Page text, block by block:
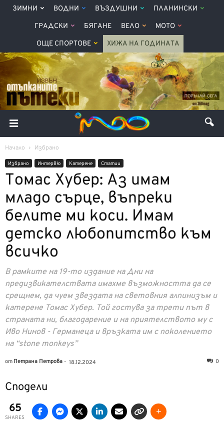
ЗИМНИ ВОДНИ ВЪЗДУШНИ ПЛАНИНСКИ
ГРАДСКИ БЯГАНЕ ВЕЛО МОТО
ОЩЕ СПОРТОВЕ ХИЖА НА ГОДИНАТА
Начало Избрано
Избрано Интервю Катерене Статии
Томас Хубер: Аз имам
младо сърце, въпреки
белите ми коси. Имам
детско любопитство към
всичко
В рамките на 19-то издание на Дни на
предизвикателствата имахме възможността да се
срещнем, да чуем звездата на световния алпинизъм и
катерене Томас Хубер. Той гостува за трети път в
страната ни, благодарение и на приятелството му с
Иво Нинов - Германеца и връзката им с поколението
на “stone monkeys”
от Петрана Петрова - 18.12.2024 0
Сподели
65
SHARES